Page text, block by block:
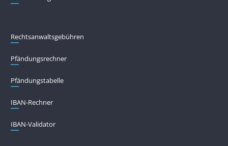
Rechtsanwaltsgebühren
Pfändungs­rechner
Pfändungs­tabelle
IBAN-Rechner
IBAN-Validator